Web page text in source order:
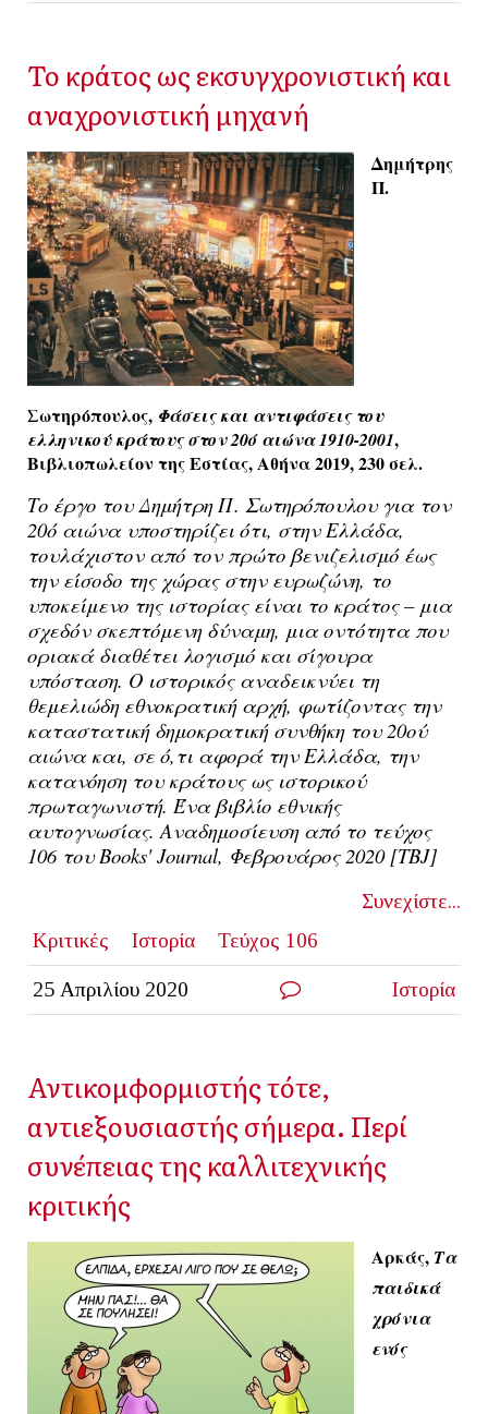
Το κράτος ως εκσυγχρονιστική και
αναχρονιστική μηχανή
Δημήτρης
Π.
Σωτηρόπουλος, Φάσεις και αντιφάσεις του
ελληνικού κράτους στον 20ό αιώνα 1910-2001,
Βιβλιοπωλείον της Εστίας, Αθήνα 2019, 230 σελ.
Το έργο του Δημήτρη Π. Σωτηρόπουλου για τον
20ό αιώνα υποστηρίζει ότι, στην Ελλάδα,
τουλάχιστον από τον πρώτο βενιζελισμό έως
την είσοδο της χώρας στην ευρωζώνη, το
υποκείμενο της ιστορίας είναι το κράτος – μια
σχεδόν σκεπτόμενη δύναμη, μια οντότητα που
οριακά διαθέτει λογισμό και σίγουρα
υπόσταση. Ο ιστορικός αναδεικνύει τη
θεμελιώδη εθνοκρατική αρχή, φωτίζοντας την
καταστατική δημοκρατική συνθήκη του 20ού
αιώνα και, σε ό,τι αφορά την Ελλάδα, την
κατανόηση του κράτους ως ιστορικού
πρωταγωνιστή. Ένα βιβλίο εθνικής
αυτογνωσίας. Αναδημοσίευση από το τεύχος
106 του Books' Journal, Φεβρουάρος 2020 [ΤΒJ]
Συνεχίστε...
Κριτικές
Ιστορία Τεύχος 106
25 Απριλίου 2020 Ιστορία
Αντικομφορμιστής τότε,
αντιεξουσιαστής σήμερα. Περί
συνέπειας της καλλιτεχνικής
κριτικής
Αρκάς, Τα
παιδικά
χρόνια
ενός